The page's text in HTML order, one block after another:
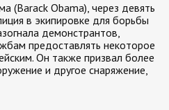
(Barack Obama), через девять
в экипировке для борьбы
демонстрантов,
предоставлять некоторое
Он также призвал более
и другое снаряжение,